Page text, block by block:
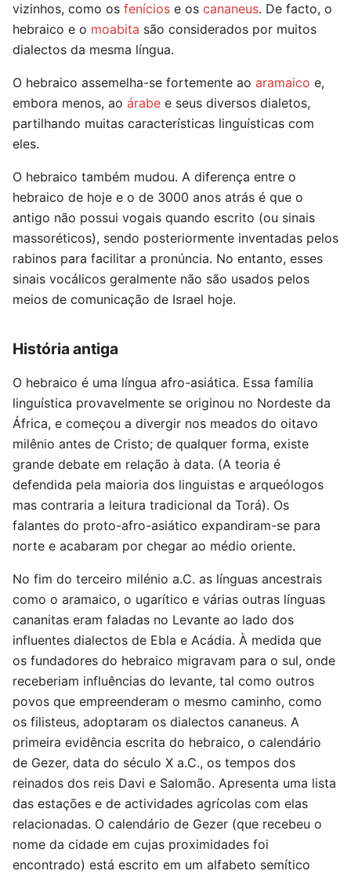
vizinhos, como os fenícios e os cananeus. De facto, o
hebraico e o moabita são considerados por muitos
dialectos da mesma língua.
O hebraico assemelha-se fortemente ao aramaico e,
embora menos, ao árabe e seus diversos dialetos,
partilhando muitas características linguísticas com
eles.
O hebraico também mudou. A diferença entre o
hebraico de hoje e o de 3000 anos atrás é que o
antigo não possui vogais quando escrito (ou sinais
massoréticos), sendo posteriormente inventadas pelos
rabinos para facilitar a pronúncia. No entanto, esses
sinais vocálicos geralmente não são usados pelos
meios de comunicação de Israel hoje.
História antiga
O hebraico é uma língua afro-asiática. Essa família
linguística provavelmente se originou no Nordeste da
África, e começou a divergir nos meados do oitavo
milênio antes de Cristo; de qualquer forma, existe
grande debate em relação à data. (A teoria é
defendida pela maioria dos linguistas e arqueólogos
mas contraria a leitura tradicional da Torá). Os
falantes do proto-afro-asiático expandiram-se para
norte e acabaram por chegar ao médio oriente.
No fim do terceiro milénio a.C. as línguas ancestrais
como o aramaico, o ugarítico e várias outras línguas
cananitas eram faladas no Levante ao lado dos
influentes dialectos de Ebla e Acádia. À medida que
os fundadores do hebraico migravam para o sul, onde
receberiam influências do levante, tal como outros
povos que empreenderam o mesmo caminho, como
os filisteus, adoptaram os dialectos cananeus. A
primeira evidência escrita do hebraico, o calendário
de Gezer, data do século X a.C., os tempos dos
reinados dos reis Davi e Salomão. Apresenta uma lista
das estações e de actividades agrícolas com elas
relacionadas. O calendário de Gezer (que recebeu o
nome da cidade em cujas proximidades foi
encontrado) está escrito em um alfabeto semítico